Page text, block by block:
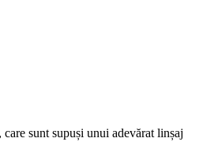
sunt supuși unui adevărat linșaj